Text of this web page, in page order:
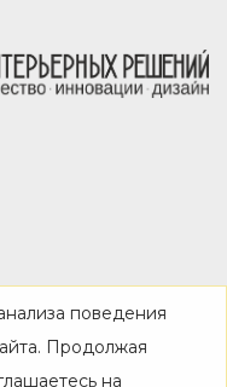
поведения
Продолжая
на